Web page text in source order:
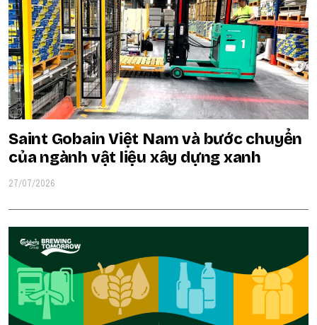
Saint Gobain Việt Nam và bước chuyển
của ngành vật liệu xây dựng xanh
27/07/2026